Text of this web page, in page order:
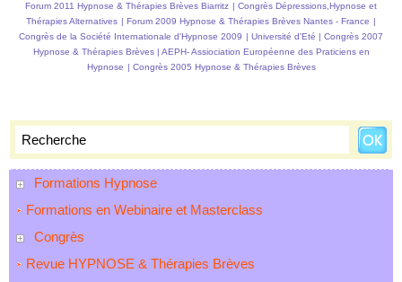
Formations Hypnose
Formations en Webinaire et Masterclass
Congrès
Revue HYPNOSE & Thérapies Brèves
Forum 2011 Hypnose & Thérapies Brèves Biarritz | Congrès Dépressions,Hypnose et
Thérapies Alternatives | Forum 2009 Hypnose & Thérapies Brèves Nantes - France |
Congrès de la Société Internationale d'Hypnose 2009 | Université d'Eté | Congrès 2007
Hypnose & Thérapies Brèves | AEPH- Assiociation Européenne des Praticiens en
Hypnose | Congrès 2005 Hypnose & Thérapies Brèves